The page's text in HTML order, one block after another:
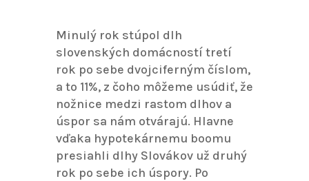
Minulý rok stúpol dlh
slovenských domácností tretí
rok po sebe dvojciferným číslom,
a to 11%, z čoho môžeme usúdiť, že
nožnice medzi rastom dlhov a
úspor sa nám otvárajú. Hlavne
vďaka hypotekárnemu boomu
presiahli dlhy Slovákov už druhý
rok po sebe ich úspory. Po